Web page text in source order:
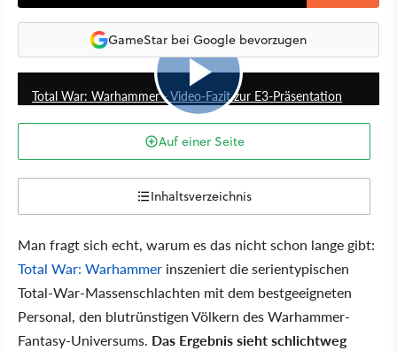
GameStar bei Google bevorzugen
2:22
Total War: Warhammer - Video-Fazit zur E3-Präsentation
Auf einer Seite
Inhaltsverzeichnis
Man fragt sich echt, warum es das nicht schon lange gibt:
Total War: Warhammer inszeniert die serientypischen
Total-War-Massenschlachten mit dem bestgeeigneten
Personal, den blutrünstigen Völkern des Warhammer-
Fantasy-Universums. Das Ergebnis sieht schlichtweg